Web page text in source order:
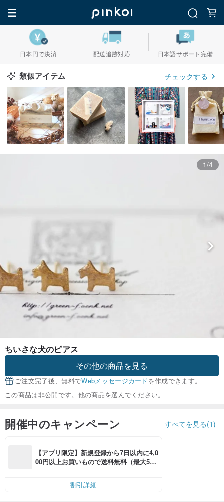
日本円で決済 配送追跡対応 日本語サポート完備
類似アイテム チェックする
1/4
ちいさな犬のピアス
その他の商品を見る
ご注文完了後、無料でWebメッセージカードを作成できます。
この商品は非公開です。他の商品を選んでください。
開催中のキャンペーン すべてを見る(1)
【アプリ限定】新規登録から7日以内に4,0
00円以上お買いもので送料無料（最大500
割引詳細